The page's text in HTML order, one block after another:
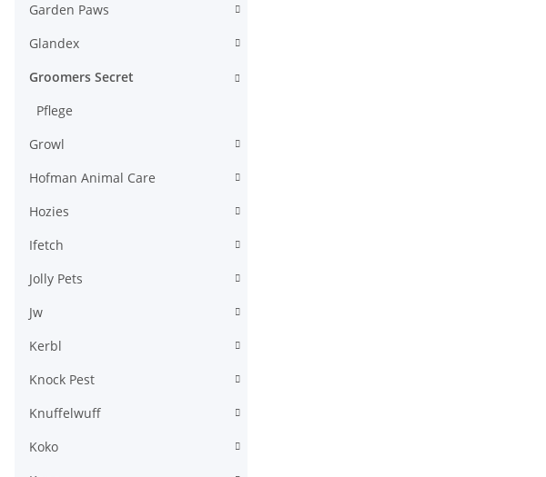
Garden Paws
Glandex
Groomers Secret
Pflege
Growl
Hofman Animal Care
Hozies
Ifetch
Jolly Pets
Jw
Kerbl
Knock Pest
Knuffelwuff
Koko